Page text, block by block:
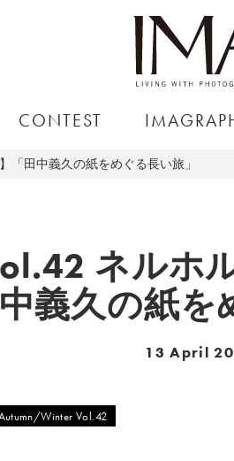
CONTEST
「田中義久の紙をめぐる長い旅」
ネルホ
中義久の紙を
13 April
Winter Vol.42